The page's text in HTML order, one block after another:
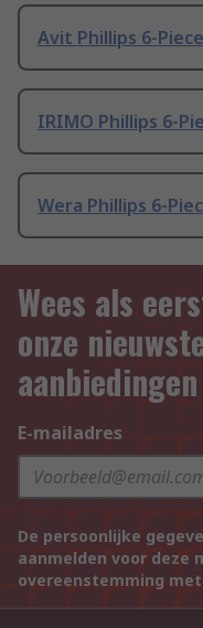
Avit Phillips 6-Piece
IRIMO Phillips 6-
Wera Phillips 6-
Wees als
onze
aanbiedingen
E-mailadres
De persoonlijke
aanmelden voor deze
overeenstemming